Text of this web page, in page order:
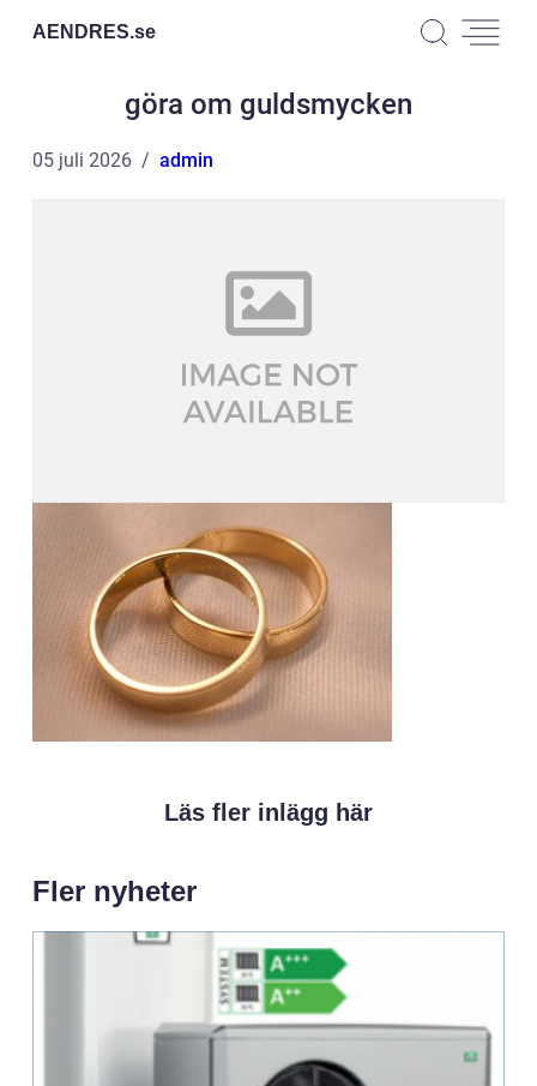
AENDRES.se
göra om guldsmycken
05 juli 2026 admin
Läs fler inlägg här
Fler nyheter